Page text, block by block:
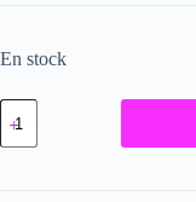
En stock
quantité
de
Margaret,
2023